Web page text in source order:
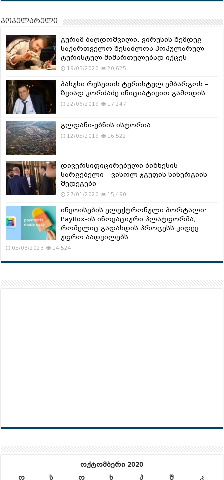
პოპულარული
გურამ ბაღდოშვილი: ვირუსის შემდეგ
საქართველო შესაძლოა პოპულარულ
ტურისტულ მიმართულებად იქცეს
19/03/2020 20,625
პასუხი რუსეთის ტურისტულ ემბარგოს –
ზვიად კორძაძე ინიციატივით გამოდის
22/06/2019 17,247
გლდანი-უბნის ისტორია
12/05/2019 16,522
დივერსიფიცირებული ბიზნესის
სარგებელი – ვისოლ ჯგუფის სინერგიის
შედეგები
27/01/2020 15,490
ინვოისების ელექტრონული პორტალი:
PayBox-ის ინოვაციური პლატფორმა,
რომელიც გადახდის პროცესს კიდევ
უფრო აადვილებს
05/03/2023 14,524
ოქტომბერი 2020
ო
ს ო ხ პ შ კ